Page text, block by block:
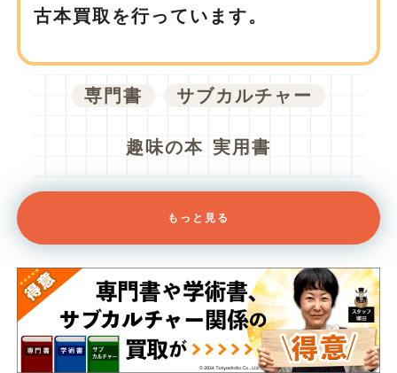
古本買取を行っています。
専門書 サブカルチャー
趣味の本 実用書
もっと見る